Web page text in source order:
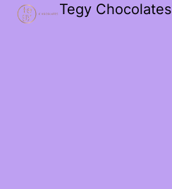
Tegy Chocolates